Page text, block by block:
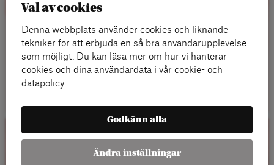
Läs mer
Kalender
Val av cookies
Denna webbplats använder cookies och liknande
tekniker för att erbjuda en så bra användarupplevelse
som möjligt. Du kan läsa mer om hur vi hanterar
cookies och dina användardata i vår cookie- och
datapolicy.
Godkänn alla
Ändra inställningar